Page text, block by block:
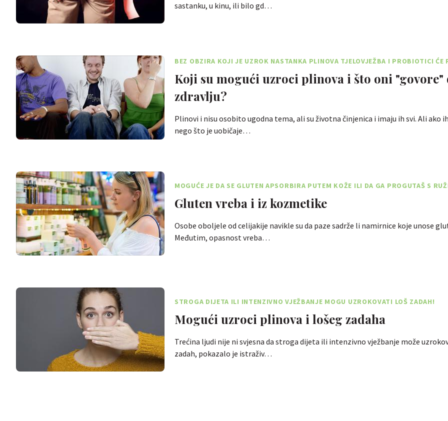
sastanku, u kinu, ili bilo gd…
BEZ OBZIRA KOJI JE UZROK NASTANKA PLINOVA TJELOVJEŽBA I PROBIOTICI ĆE
Koji su mogući uzroci plinova i što oni "govore"
zdravlju?
Plinovi i nisu osobito ugodna tema, ali su životna činjenica i imaju ih svi. Ali ako
nego što je uobičaje…
MOGUĆE JE DA SE GLUTEN APSORBIRA PUTEM KOŽE ILI DA GA PROGUTAŠ S
Gluten vreba i iz kozmetike
Osobe oboljele od celijakije navikle su da paze sadrže li namirnice koje unose
Međutim, opasnost vreba…
STROGA DIJETA ILI INTENZIVNO VJEŽBANJE MOGU UZROKOVATI LOŠ ZADAH!
Mogući uzroci plinova i lošeg zadaha
Trećina ljudi nije ni svjesna da stroga dijeta ili intenzivno vježbanje može
zadah, pokazalo je istraživ…